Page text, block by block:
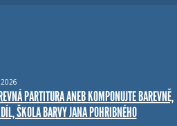
PARTITURA ANEB KOMPONUJTE BAREVNĚ,
ŠKOLA BARVY JANA POHRIBNÉHO